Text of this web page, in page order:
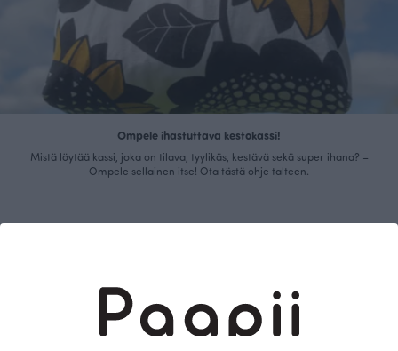
Ompele ihastuttava kestokassi!
Mistä löytää kassi, joka on tilava, tyylikäs, kestävä sekä super ihana? –
Ompele sellainen itse! Ota tästä ohje talteen.